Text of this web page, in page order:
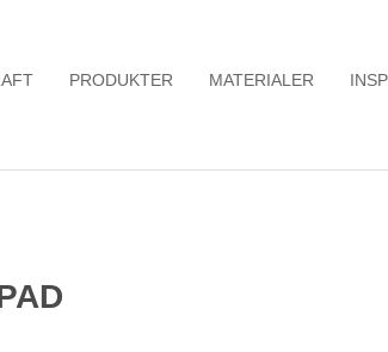
PRODUKTER MATERIALER